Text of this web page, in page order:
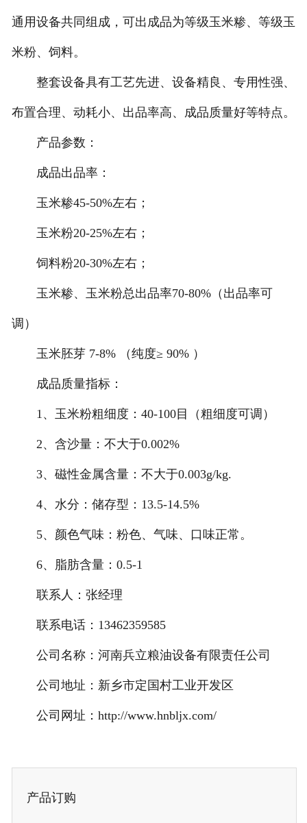
通用设备共同组成，可出成品为等级玉米糁、等级玉
米粉、饲料。
整套设备具有工艺先进、设备精良、专用性强、
布置合理、动耗小、出品率高、成品质量好等特点。
产品参数：
成品出品率：
玉米糁45-50%左右；
玉米粉20-25%左右；
饲料粉20-30%左右；
玉米糁、玉米粉总出品率70-80%（出品率可
调）
玉米胚芽 7-8% （纯度≥ 90% ）
成品质量指标：
1、玉米粉粗细度：40-100目（粗细度可调）
2、含沙量：不大于0.002%
3、磁性金属含量：不大于0.003g/kg.
4、水分：储存型：13.5-14.5%
5、颜色气味：粉色、气味、口味正常。
6、脂肪含量：0.5-1
联系人：张经理
联系电话：13462359585
公司名称：河南兵立粮油设备有限责任公司
公司地址：新乡市定国村工业开发区
公司网址：http://www.hnbljx.com/
产品订购